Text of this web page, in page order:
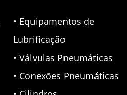
• Equipamentos de
Lubrificação
• Válvulas Pneumáticas
• Conexões Pneumáticas